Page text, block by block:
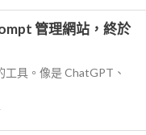
管理網站，終於
具。像是 ChatGPT、